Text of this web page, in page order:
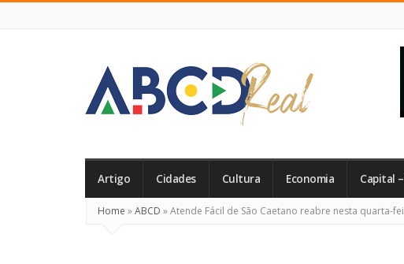
Real
Artigo Cidades Cultura Economia Capital
Home »ABCD »Atende Fácil de São Caetano reabre nesta quarta-